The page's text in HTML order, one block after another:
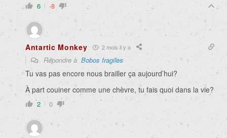
6 -8
Antartic Monkey 2 mois il y a
Répondre à Bobos fragiles
Tu vas pas encore nous brailler ça aujourd’hui?
À part couiner comme une chèvre, tu fais quoi dans la vie?
2 0